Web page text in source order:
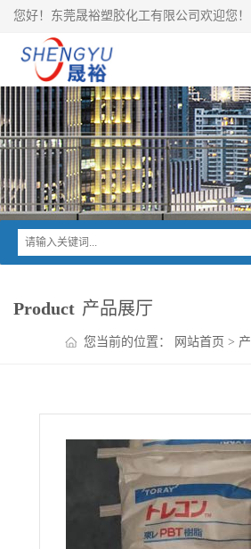
您好！东莞晟裕塑胶化工有限公司欢迎您！
Product 产品展厅
您当前的位置： 网站首页 >